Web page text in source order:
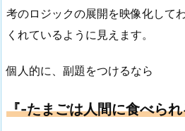
考のロジックの展開を映像化して
くれているように見えます。
個人的に、副題をつけるなら
『-たまごは人間に食べら